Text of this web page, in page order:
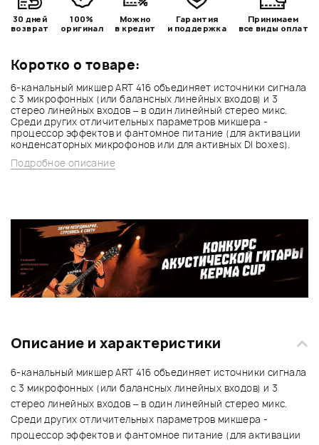
Коротко о товаре:
6-канальный микшер ART 416 объединяет источники сигнала
с 3 микрофонных (или балансных линейных входов) и 3
стерео линейных входов – в один линейный стерео микс.
Среди других отличительных параметров микшера -
процессор эффектов и фантомное питание (для активации
конденсаторных микрофонов или для активных DI boxes).
Подробное описание
30 дней
возврат
100%
оригинал
Можно
в кредит
Гарантия
и поддержка
Принимаем
все виды оплат
Описание и характеристики
6-канальный микшер ART 416 объединяет источники сигнала
с 3 микрофонных (или балансных линейных входов) и 3
стерео линейных входов – в один линейный стерео микс.
Среди других отличительных параметров микшера -
процессор эффектов и фантомное питание (для активации